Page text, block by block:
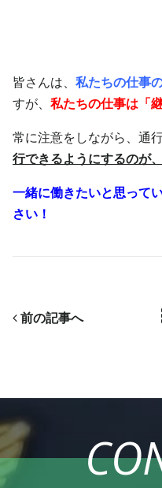
皆さんは、 私たちの仕事
すが、 私たちの仕事は「
常に注意をしながら、通
行できるようにするのが
一緒に働きたいと思って
さい！
前の記事へ